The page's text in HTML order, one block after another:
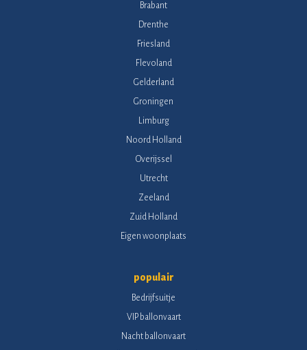
Brabant
Drenthe
Friesland
Flevoland
Gelderland
Groningen
Limburg
Noord Holland
Overijssel
Utrecht
Zeeland
Zuid Holland
Eigen woonplaats
populair
Bedrijfsuitje
VIP ballonvaart
Nacht ballonvaart